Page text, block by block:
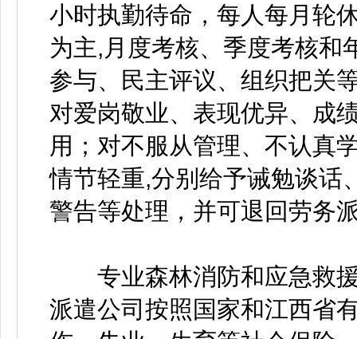
小时执勤待命，每人每月轮
为主,月度考核、季度考核和
参与、民主评议、组织把关
对爱岗敬业、表现优异、成
用；对不服从管理、不认真
情节轻重,分别给予诫勉谈话
警告等处理，并可退回劳务
专业森林消防和应急救援
派遣公司按照国家和江西省